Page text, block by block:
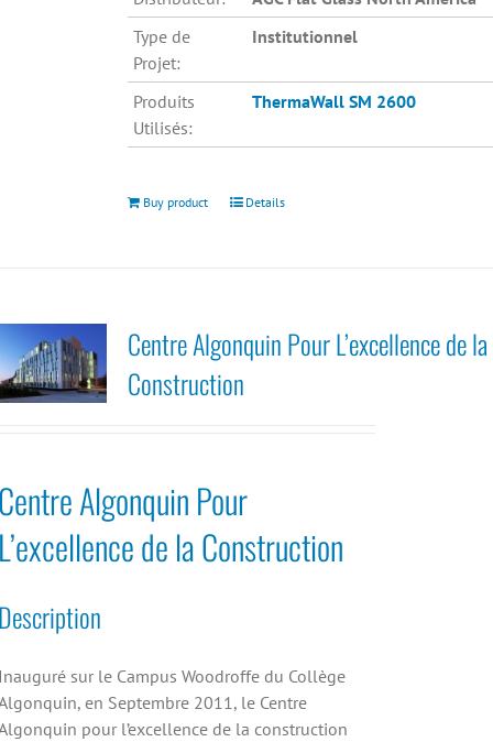
Type de
Projet:
Institutionnel
Produits
Utilisés:
ThermaWall SM 2600
Buy product Details
Centre Algonquin Pour L’excellence de la
Construction
Algonquin Pour
de la Construction
sur le Campus Woodroffe du Collège
en Septembre 2011, le Centre
pour l’excellence de la construction